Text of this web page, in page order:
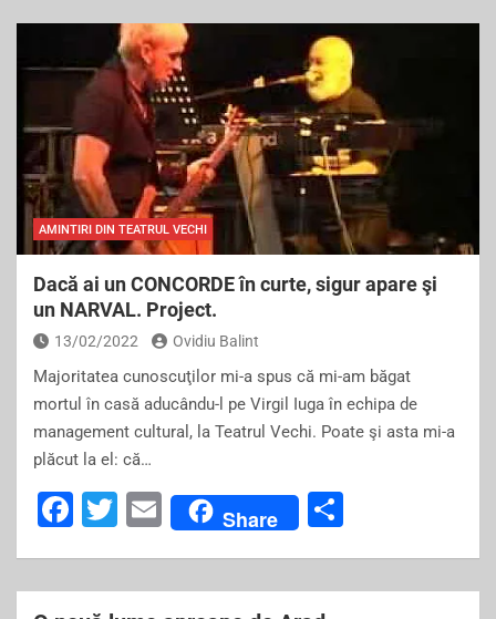
AMINTIRI DIN TEATRUL VECHI
Dacă ai un CONCORDE în curte, sigur apare şi
un NARVAL. Project.
13/02/2022 Ovidiu Balint
Majoritatea cunoscuţilor mi-a spus că mi-am băgat
mortul în casă aducându-l pe Virgil Iuga în echipa de
management cultural, la Teatrul Vechi. Poate şi asta mi-a
plăcut la el: că…
F
c
T
tt
E
m
ai
Share
ar